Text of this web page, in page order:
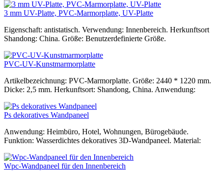
3 mm UV-Platte, PVC-Marmorplatte, UV-Platte
Eigenschaft: antistatisch. Verwendung: Innenbereich. Herkunftsort
Shandong: China. Größe: Benutzerdefinierte Größe.
PVC-UV-Kunstmarmorplatte
Artikelbezeichnung: PVC-Marmorplatte. Größe: 2440 * 1220 mm.
Dicke: 2,5 mm. Herkunftsort: Shandong, China. Anwendung:
Ps dekoratives Wandpaneel
Anwendung: Heimbüro, Hotel, Wohnungen, Bürogebäude.
Funktion: Wasserdichtes dekoratives 3D-Wandpaneel. Material:
Wpc-Wandpaneel für den Innenbereich